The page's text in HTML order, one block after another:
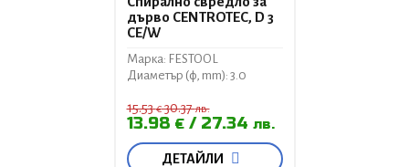
дърво CENTROTEC, D 3
CE/W
Марка: FESTOOL
Диаметър (ф, mm): 3.0
15.53€30.37лв.
13.98 € 27.34 лв.
ДЕТАЙЛИ